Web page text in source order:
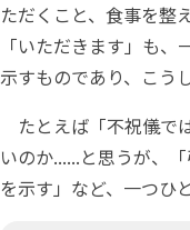
ただくこと、食事を整
「いただきます」も
示すものであり、こう
たとえば「不祝儀で
いのか......と思うが、
を示す」など、一つひ